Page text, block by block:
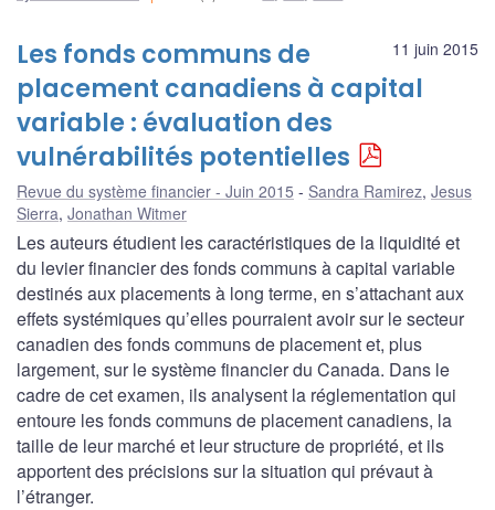
11 juin 2015
Les fonds communs de
placement canadiens à capital
variable : évaluation des
vulnérabilités potentielles
Revue du système financier - Juin 2015 Sandra Ramirez, Jesus
Sierra, Jonathan Witmer
Les auteurs étudient les caractéristiques de la liquidité et
du levier financier des fonds communs à capital variable
destinés aux placements à long terme, en s’attachant aux
effets systémiques qu’elles pourraient avoir sur le secteur
canadien des fonds communs de placement et, plus
largement, sur le système financier du Canada. Dans le
cadre de cet examen, ils analysent la réglementation qui
entoure les fonds communs de placement canadiens, la
taille de leur marché et leur structure de propriété, et ils
apportent des précisions sur la situation qui prévaut à
l’étranger.